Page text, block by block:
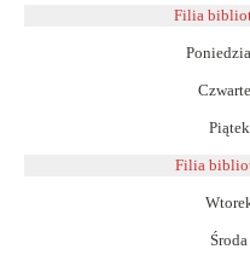
Filia
Filia